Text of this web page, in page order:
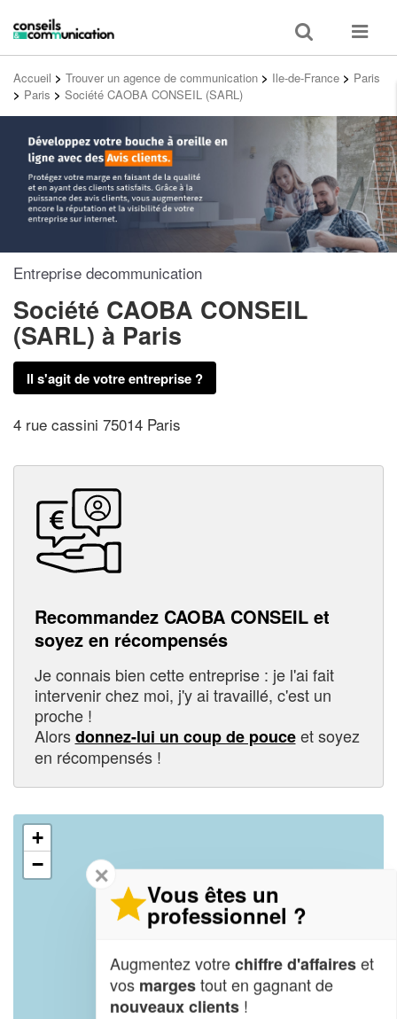
Toggle
search
Toggle
Accueil > Trouver un agence de communication > Ile-de-France > Paris
> Paris > Société CAOBA CONSEIL (SARL)
Entreprise decommunication
Société CAOBA CONSEIL
(SARL) à Paris
Il s'agit de votre entreprise ?
4 rue cassini 75014 Paris
Recommandez CAOBA CONSEIL et
soyez en récompensés
Je connais bien cette entreprise : je l'ai fait
intervenir chez moi, j'y ai travaillé, c'est un
proche !
Alorsdonnez-lui un coup de pouceet soyez
en récompensés !
+
−
✕
Vous êtes un
professionnel ?
Augmentez votrechiffre d'affaireset
vos margestout en gagnant de
nouveaux clients !